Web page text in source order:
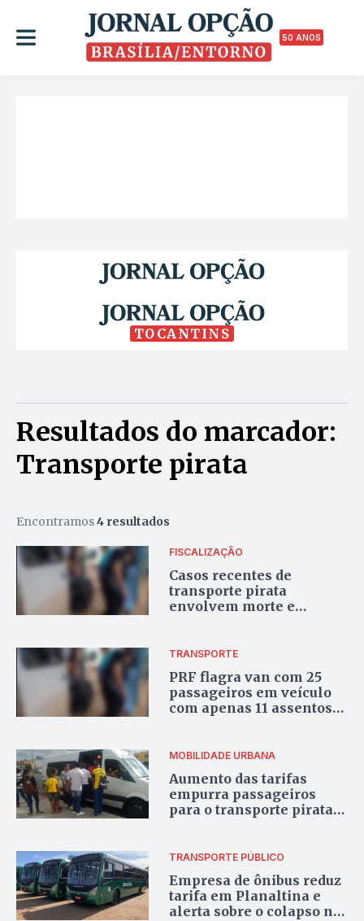
50 ANOS
TOCANTINS
Resultados do marcador:
Transporte pirata
Encontramos4 resultados
FISCALIZAÇÃO
Casos recentes de
transporte pirata
envolvem morte e
autoridades
TRANSPORTE
PRF flagra van com 25
passageiros em veículo
com apenas 11 assentos
MOBILIDADE URBANA
Aumento das tarifas
empurra passageiros
para o transporte pirata
TRANSPORTE PÚBLICO
Empresa de ônibus reduz
tarifa em Planaltina e
alerta sobre o colapso no